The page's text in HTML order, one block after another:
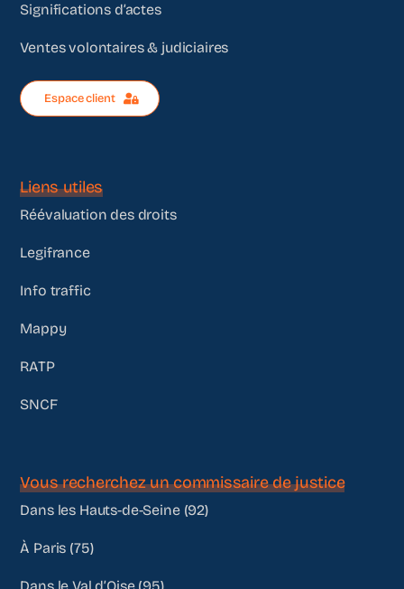
Significations d’actes
Ventes volontaires & judiciaires
Espace client
Liens utiles
Réévaluation des droits
Legifrance
Info traffic
Mappy
RATP
SNCF
Vous recherchez un commissaire de justice
Dans les Hauts-de-Seine (92)
À Paris (75)